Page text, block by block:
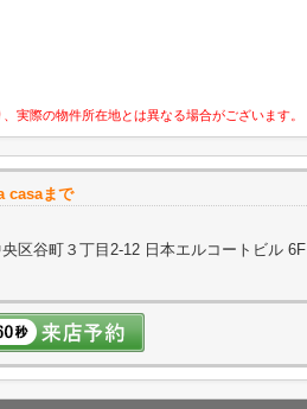
実際の物件所在地とは異なる場合がございます。
casaまで
区谷町３丁目2-12 日本エルコートビル 6F